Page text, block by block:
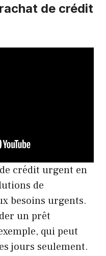
de crédit
crédit urgent en
de
besoins urgents.
un prêt
qui peut
jours seulement.